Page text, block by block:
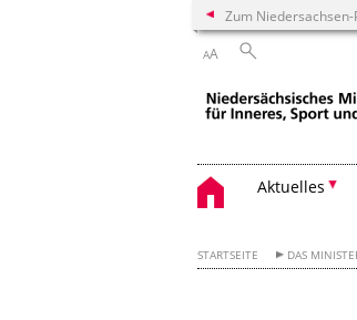
Zum Niedersachsen-
AA
Aktuelles
STARTSEITE DAS